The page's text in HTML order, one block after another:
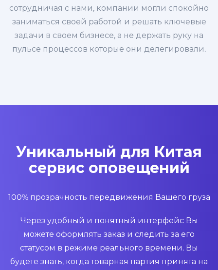
сотрудничая с нами, компании могли спокойно
заниматься своей работой и решать ключевые
задачи в своем бизнесе, а не держать руку на
пульсе процессов которые они делегировали.
Уникальный для Китая
сервис оповещений
100% прозрачность передвижения Вашего груза
Через удобный и понятный интерфейс Вы
можете оформлять заказ и следить за его
статусом в режиме реального времени. Вы
будете знать, когда товарная партия принята на